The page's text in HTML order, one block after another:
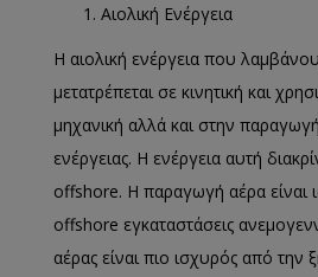
Αιολική Ενέργεια
Η αιολική ενέργεια που
μετατρέπεται σε κινητική και
μηχανική αλλά και στην
ενέργειας. Η ενέργεια αυτή
offshore. Η παραγωγή αέρα είναι
offshore εγκαταστάσεις
αέρας είναι πιο ισχυρός από